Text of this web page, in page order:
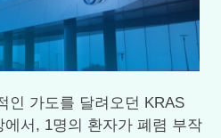
인 가도를 달려오던 KRAS
서, 1명의 환자가 폐렴 부작